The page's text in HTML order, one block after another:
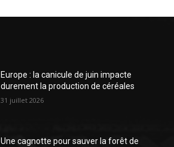
Europe : la canicule de juin impacte
durement la production de céréales
31 juillet 2026
Une cagnotte pour sauver la forêt de